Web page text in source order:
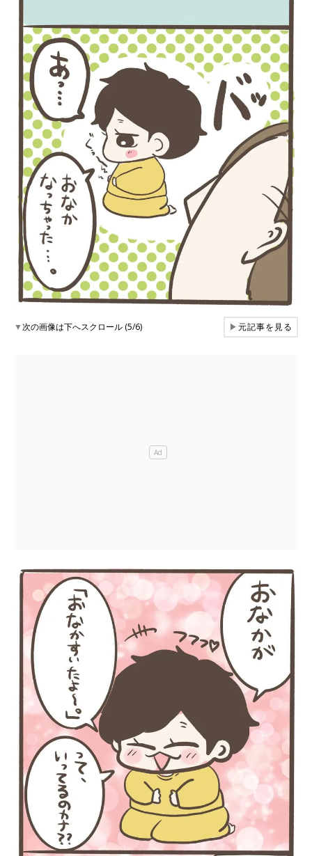
▼次の画像は下へスクロール (5/6) ▶元記事を見る